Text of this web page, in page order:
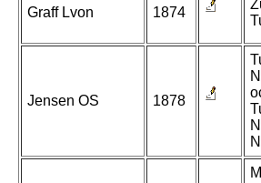
Graff Lvon 1874
Jensen OS 1878